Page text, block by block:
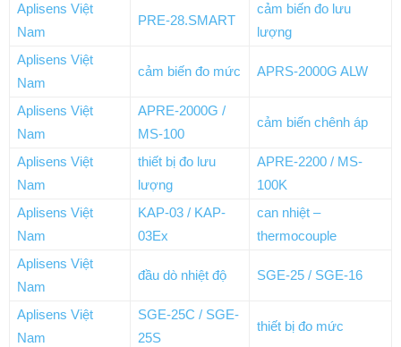
Aplisens Việt
Nam
PRE-28.SMART
cảm biến đo lưu
lượng
Aplisens Việt
Nam
cảm biến đo mức APRS-2000G ALW
Aplisens Việt
Nam
APRE-2000G /
MS-100
cảm biến chênh áp
Aplisens Việt
Nam
thiết bị đo lưu
lượng
APRE-2200 / MS-
100K
Aplisens Việt
Nam
KAP-03 / KAP-
03Ex
can nhiệt –
thermocouple
Aplisens Việt
Nam
đầu dò nhiệt độ SGE-25 / SGE-16
Aplisens Việt
Nam
SGE-25C / SGE-
25S
thiết bị đo mức